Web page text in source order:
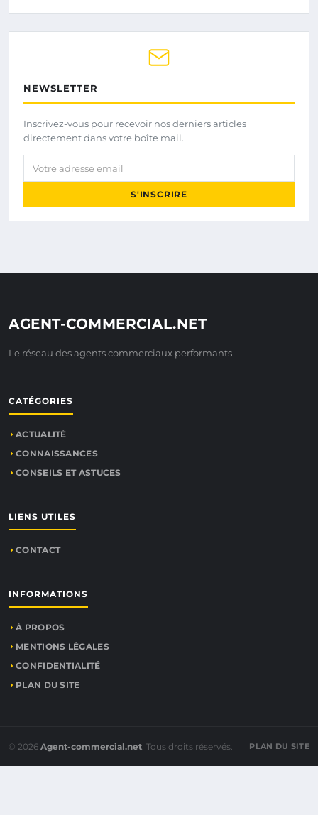
NEWSLETTER
Inscrivez-vous pour recevoir nos derniers articles
directement dans votre boîte mail.
Votre adresse email
S'INSCRIRE
AGENT-COMMERCIAL.NET
Le réseau des agents commerciaux performants
CATÉGORIES
ACTUALITÉ
CONNAISSANCES
CONSEILS ET ASTUCES
LIENS UTILES
CONTACT
INFORMATIONS
À PROPOS
MENTIONS LÉGALES
CONFIDENTIALITÉ
PLAN DU SITE
© 2026 Agent-commercial.net. Tous droits réservés. PLAN DU SITE